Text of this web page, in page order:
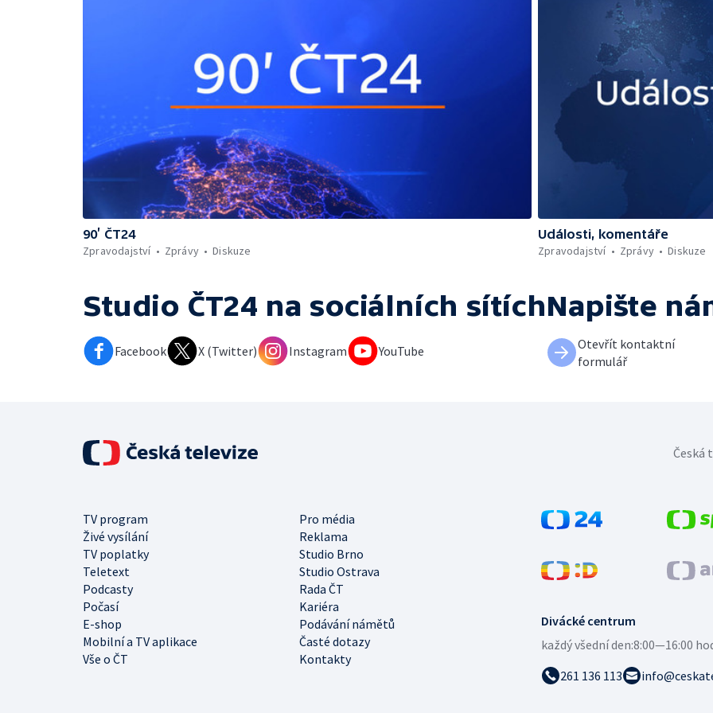
90’ ČT24
Zpravodajství
Zprávy Diskuze
Události, komentáře
Zpravodajství
Zprávy Diskuze
Studio ČT24 na sociálních sítích
Facebook X (Twitter) Instagram YouTube
Napište
Otevřít kontaktní
formulář
Divácké centrum
každý všední den:8:00—16:00
261 136 113
TV program
Pro média
Živé vysílání
Reklama
TV poplatky
Studio Brno
Teletext
Studio Ostrava
Podcasty
Rada ČT
Počasí
Kariéra
E-shop
Podávání námětů
Mobilní a TV aplikace
Časté dotazy
Vše o ČT
Kontakty
Česká